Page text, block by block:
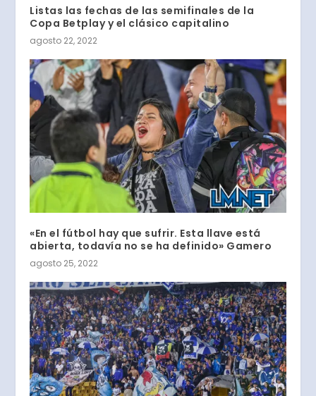
Listas las fechas de las semifinales de la
Copa Betplay y el clásico capitalino
agosto 22, 2022
«En el fútbol hay que sufrir. Esta llave está
abierta, todavía no se ha definido» Gamero
agosto 25, 2022